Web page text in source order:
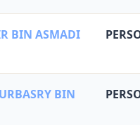
BIN ASMADI
BIN